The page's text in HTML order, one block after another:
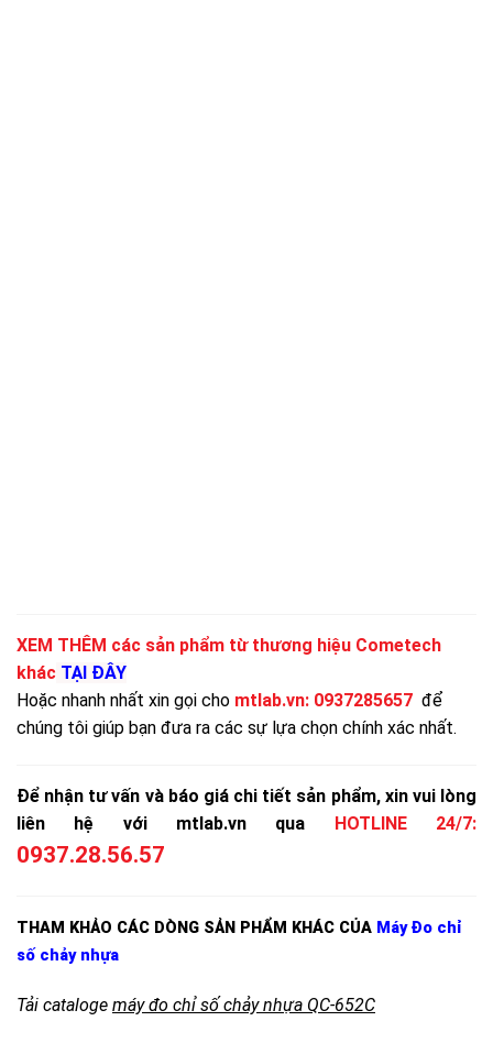
XEM THÊM các sản phẩm từ thương hiệu Cometech
khác TẠI ĐÂY
Hoặc nhanh nhất xin gọi cho mtlab.vn: 0937285657 để
chúng tôi giúp bạn đưa ra các sự lựa chọn chính xác nhất.
Để nhận tư vấn và báo giá chi tiết sản phẩm, xin vui lòng
liên hệ với mtlab.vn qua HOTLINE 24/7:
0937.28.56.57
THAM KHẢO CÁC DÒNG SẢN PHẨM KHÁC CỦA Máy Đo chỉ
số chảy nhựa
Tải cataloge máy đo chỉ số chảy nhựa QC-652C